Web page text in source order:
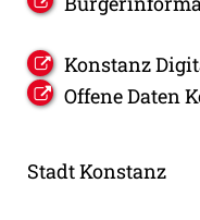
Konstanz
Offene Daten
Stadt Konstanz